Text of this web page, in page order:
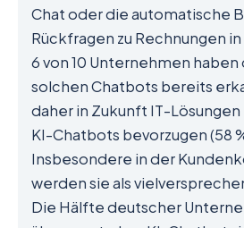
Chat oder die automatische
Rückfragen zu Rechnungen
6 von 10 Unternehmen
solchen Chatbots bereits
daher in Zukunft IT-
KI-Chatbots bevorzugen (58
Insbesondere in der
werden sie als
Die Hälfte deutscher